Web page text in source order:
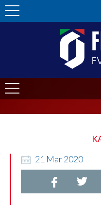
21 Mar2020